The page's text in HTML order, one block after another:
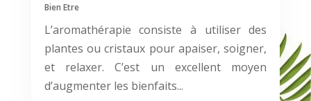
Bien Etre
L’aromathérapie consiste à utiliser des
plantes ou cristaux pour apaiser, soigner,
et relaxer. C’est un excellent moyen
d’augmenter les bienfaits...